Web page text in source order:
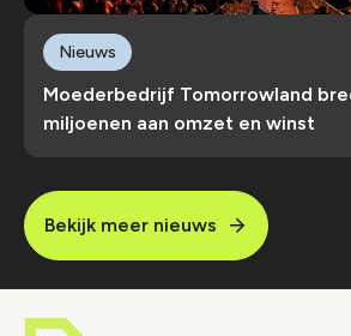
Moederbedrijf Tomorrowland
miljoenen aan omzet en winst
Nieuws
Bekijk meer nieuws